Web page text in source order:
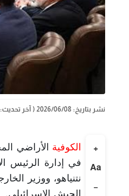
نشر بتاريخ: 2026/06/08 ( آخر تحديث: 2026/06/08 الساعة: 08:48 )
+
Aa
−
الكوفية الأراضي
في إدارة الرئيس
نتنياهو، ووزير
الجيش الإسرائيلي.